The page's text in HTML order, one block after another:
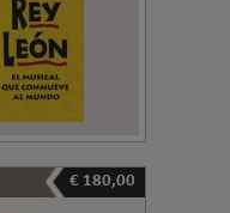
€ 180,00